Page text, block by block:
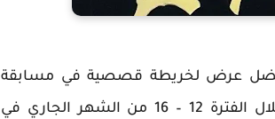
أفضل عرض لخريطة قصصية في مسابقة
المنتدى العالمي الخامس للبيانات (UNWDF 2024) والذي أقيم خلال الفترة 12 – 16 من الشهر الجاري في